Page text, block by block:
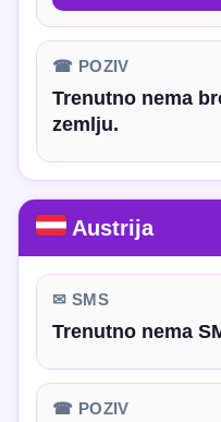
☎ POZIV
Trenutno nema
zemlju.
Austrija
✉ SMS
Trenutno nema
☎ POZIV